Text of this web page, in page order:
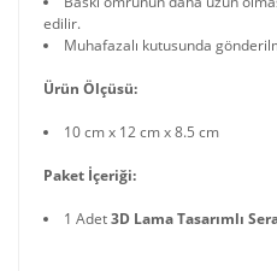
edilir.
Muhafazalı kutusunda
Ürün Ölçüsü:
10 cm x 12 cm x 8.5 cm
Paket İçeriği:
1 Adet3D Lama Tasarımlı